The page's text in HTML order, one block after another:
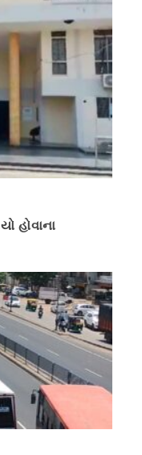
હોવાના